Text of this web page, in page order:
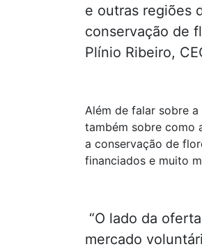
e outras regiões
conservação de
Plínio Ribeiro,
Além de falar sobre
também sobre como
a conservação de
financiados e muito
“O lado da
mercado